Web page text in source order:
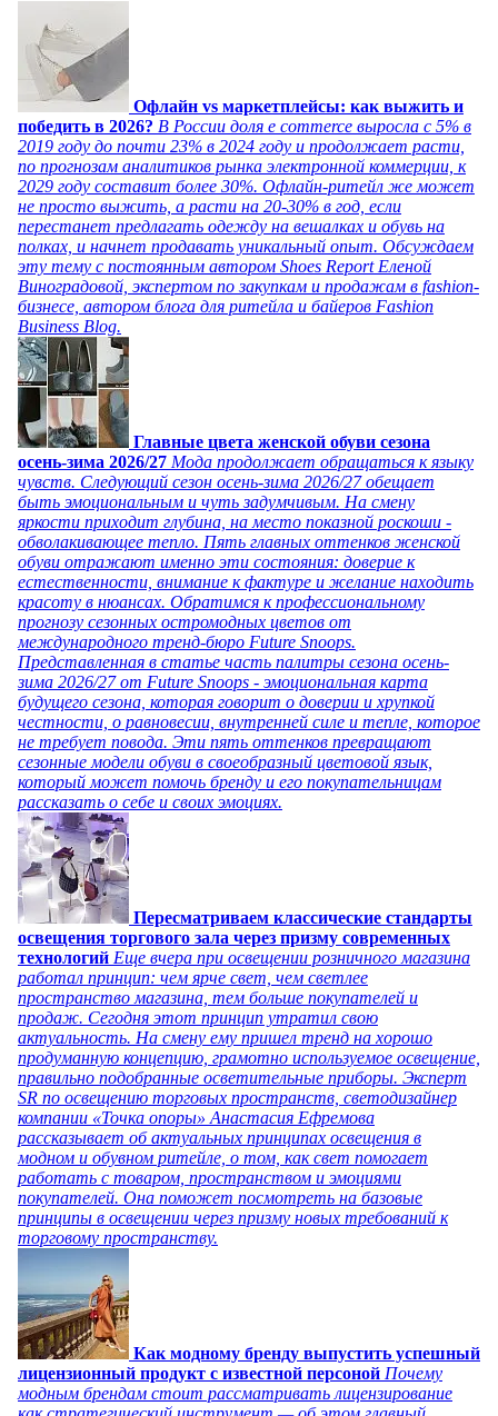
Офлайн vs маркетплейсы: как выжить и
победить в 2026? В России доля e commerce выросла с 5% в
2019 году до почти 23% в 2024 году и продолжает расти,
по прогнозам аналитиков рынка электронной коммерции, к
2029 году составит более 30%. Офлайн-ритейл же может
не просто выжить, а расти на 20-30% в год, если
перестанет предлагать одежду на вешалках и обувь на
полках, и начнет продавать уникальный опыт. Обсуждаем
эту тему с постоянным автором Shoes Report Еленой
Виноградовой, экспертом по закупкам и продажам в fashion-
бизнесе, автором блога для ритейла и байеров Fashion
Business Blog.
Главные цвета женской обуви сезона
осень-зима 2026/27 Мода продолжает обращаться к языку
чувств. Следующий сезон осень-зима 2026/27 обещает
быть эмоциональным и чуть задумчивым. На смену
яркости приходит глубина, на место показной роскоши -
обволакивающее тепло. Пять главных оттенков женской
обуви отражают именно эти состояния: доверие к
естественности, внимание к фактуре и желание находить
красоту в нюансах. Обратимся к профессиональному
прогнозу сезонных остромодных цветов от
международного тренд-бюро Future Snoops.
Представленная в статье часть палитры сезона осень-
зима 2026/27 от Future Snoops - эмоциональная карта
будущего сезона, которая говорит о доверии и хрупкой
честности, о равновесии, внутренней силе и тепле, которое
не требует повода. Эти пять оттенков превращают
сезонные модели обуви в своеобразный цветовой язык,
который может помочь бренду и его покупательницам
рассказать о себе и своих эмоциях.
Пересматриваем классические стандарты
освещения торгового зала через призму современных
технологий Еще вчера при освещении розничного магазина
работал принцип: чем ярче свет, чем светлее
пространство магазина, тем больше покупателей и
продаж. Сегодня этот принцип утратил свою
актуальность. На смену ему пришел тренд на хорошо
продуманную концепцию, грамотно используемое освещение,
правильно подобранные осветительные приборы. Эксперт
SR по освещению торговых пространств, светодизайнер
компании «Точка опоры» Анастасия Ефремова
рассказывает об актуальных принципах освещения в
модном и обувном ритейле, о том, как свет помогает
работать с товаром, пространством и эмоциями
покупателей. Она поможет посмотреть на базовые
принципы в освещении через призму новых требований к
торговому пространству.
Как модному бренду выпустить успешный
лицензионный продукт с известной персоной Почему
модным брендам стоит рассматривать лицензирование